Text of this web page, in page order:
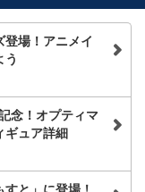
登場！アニメイ
う
念！オプティマ
ギュア詳細